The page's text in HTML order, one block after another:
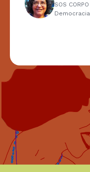
SOS
Democracia